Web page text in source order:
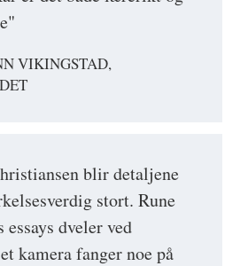
VIKINGSTAD,
blir detaljene
stort. Rune
essays dveler ved
kamera fanger noe på